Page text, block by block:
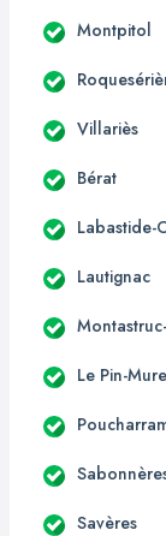
Montpitol
Villariès
Bérat
Labastide-
Lautignac
Le Pin-
Savères